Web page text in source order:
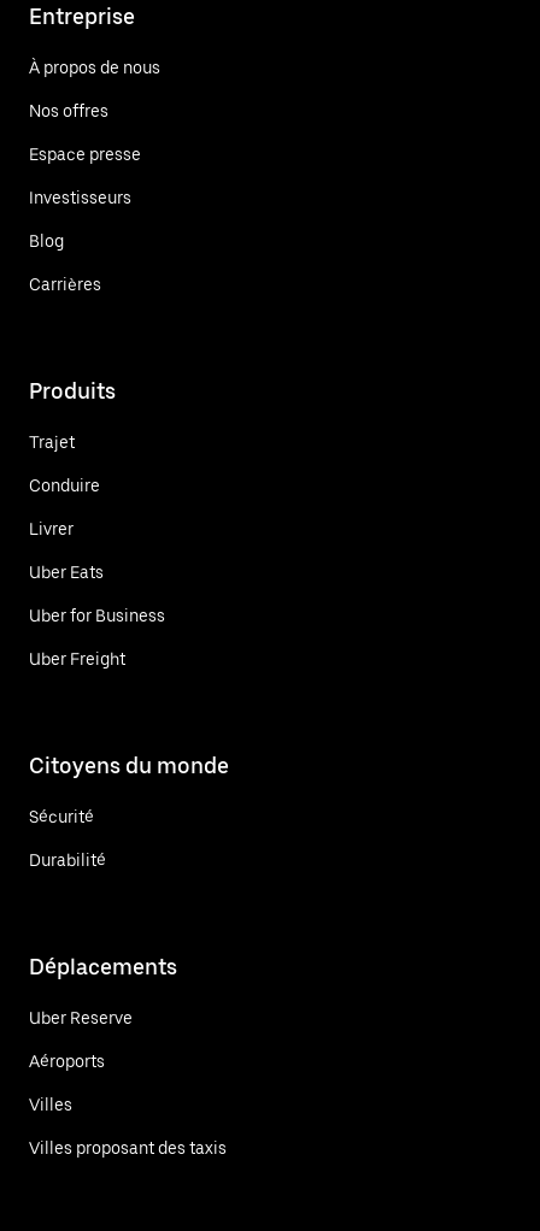
Entreprise
À propos de nous
Nos offres
Espace presse
Investisseurs
Blog
Carrières
Produits
Trajet
Conduire
Livrer
Uber Eats
Uber for Business
Uber Freight
Citoyens du monde
Sécurité
Durabilité
Déplacements
Uber Reserve
Aéroports
Villes
Villes proposant des taxis